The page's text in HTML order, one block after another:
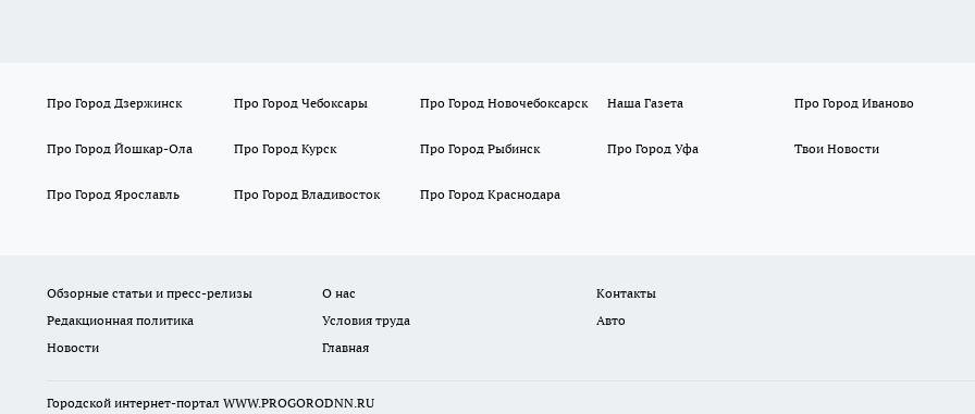
Про Город Дзержинск Про Город Чебоксары Про Город Новочебоксарск Наша Газета Про Город Иваново
Про Город Йошкар-Ола Про Город Курск Про Город Рыбинск Про Город Уфа Твои Новости
Про Город Ярославль Про Город Владивосток Про Город Краснодара
Обзорные статьи и пресс-релизы О нас
Контакты
Редакционная политика
Условия труда
Авто
Новости
Главная
Городской интернет-портал WWW.PROGORODNN.RU